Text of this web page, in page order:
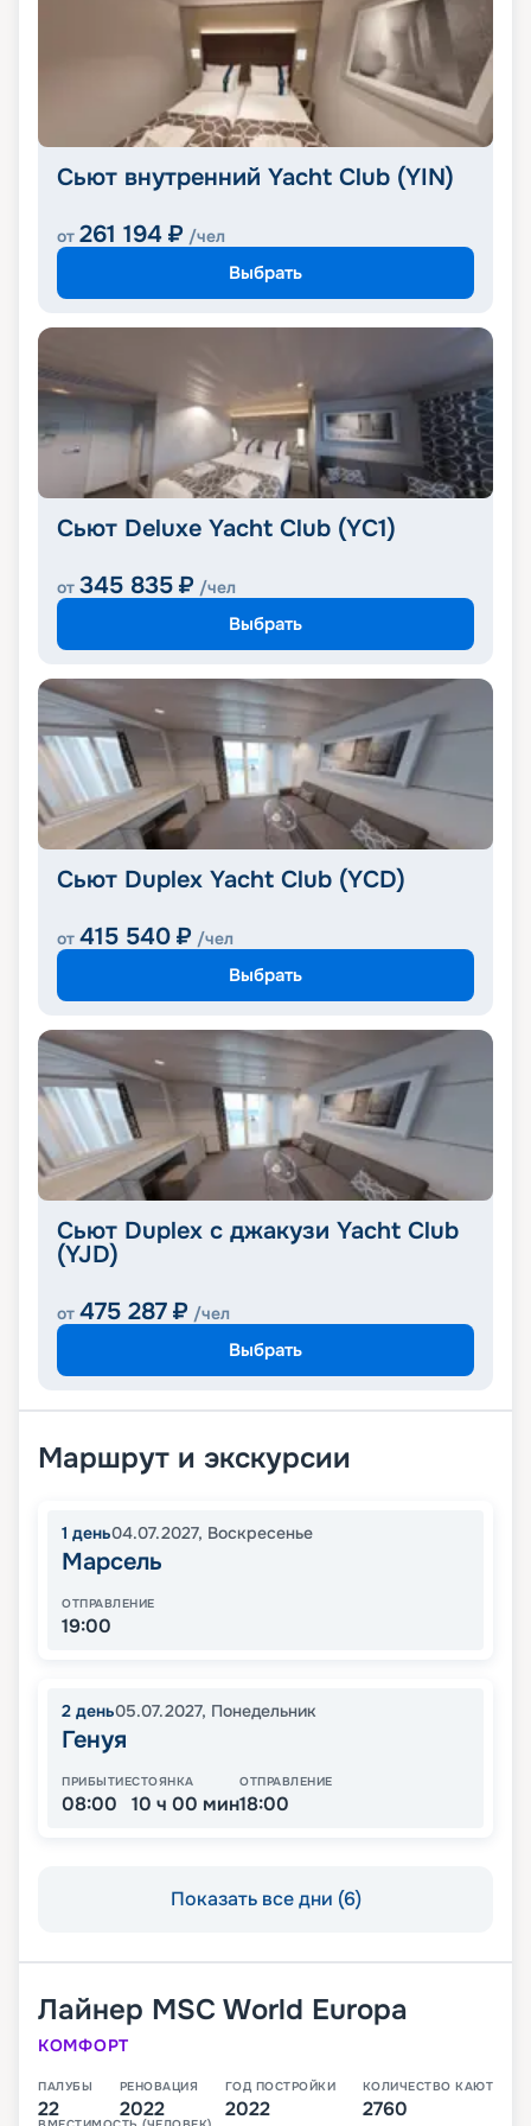
Сьют внутренний Yacht Club (YIN)
от 261 194 ₽ /чел
Выбрать
Сьют Deluxe Yacht Club (YC1)
от 345 835 ₽ /чел
Выбрать
Сьют Duplex Yacht Club (YCD)
от 415 540 ₽ /чел
Выбрать
Сьют Duplex с джакузи Yacht Club
(YJD)
от 475 287 ₽ /чел
Выбрать
Маршрут и экскурсии
1 день04.07.2027, Воскресенье
Марсель
ОТПРАВЛЕНИЕ
19:00
2 день05.07.2027, Понедельник
Генуя
ПРИБЫТИЕ
08:00
СТОЯНКА
10 ч 00 мин
ОТПРАВЛЕНИЕ
18:00
Показать все дни (6)
Лайнер MSC World Europa
КОМФОРТ
ПАЛУБЫ
22
РЕНОВАЦИЯ
2022
ГОД ПОСТРОЙКИ
2022
КОЛИЧЕСТВО КАЮТ
2760